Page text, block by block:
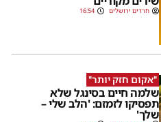
חרדים ירושלים 16:54
''אקום חזק יותר''
שלמה חיים בסינגל שלא
תפסיקו לזמזם: 'הלב שלי –
שלך'